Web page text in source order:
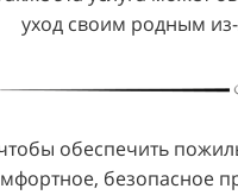
уход своим родным из-
обеспечить
безопасное